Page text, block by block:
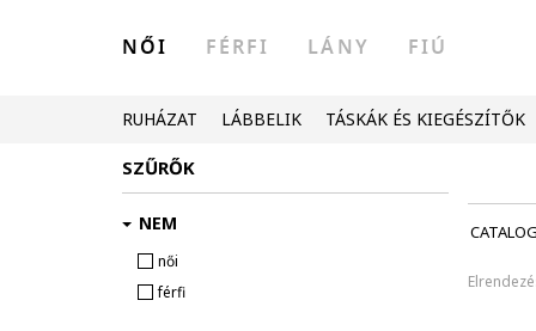
NŐI FÉRFI LÁNY FIÚ
RUHÁZAT LÁBBELIK TÁSKÁK ÉS KIEGÉSZÍTŐK
SZŰRŐK
NEM
női
férfi